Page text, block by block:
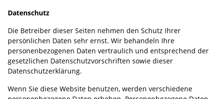
Datenschutz
Die Betreiber dieser Seiten nehmen den Schutz Ihrer
persönlichen Daten sehr ernst. Wir behandeln Ihre
personenbezogenen Daten vertraulich und entsprechend der
gesetzlichen Datenschutzvorschriften sowie dieser
Datenschutzerklärung.
Wenn Sie diese Website benutzen, werden verschiedene